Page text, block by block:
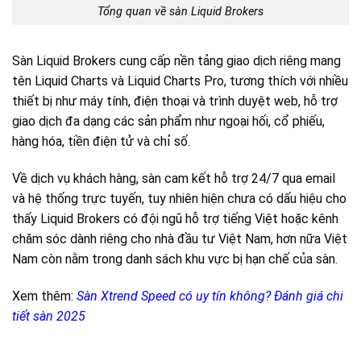
Tổng quan về sàn Liquid Brokers
Sàn Liquid Brokers cung cấp nền tảng giao dịch riêng mang
tên Liquid Charts và Liquid Charts Pro, tương thích với nhiều
thiết bị như máy tính, điện thoại và trình duyệt web, hỗ trợ
giao dịch đa dạng các sản phẩm như ngoại hối, cổ phiếu,
hàng hóa, tiền điện tử và chỉ số.
Về dịch vụ khách hàng, sàn cam kết hỗ trợ 24/7 qua email
và hệ thống trực tuyến, tuy nhiên hiện chưa có dấu hiệu cho
thấy Liquid Brokers có đội ngũ hỗ trợ tiếng Việt hoặc kênh
chăm sóc dành riêng cho nhà đầu tư Việt Nam, hơn nữa Việt
Nam còn nằm trong danh sách khu vực bị hạn chế của sàn.
Xem thêm: Sàn Xtrend Speed có uy tín không? Đánh giá chi
tiết sàn 2025